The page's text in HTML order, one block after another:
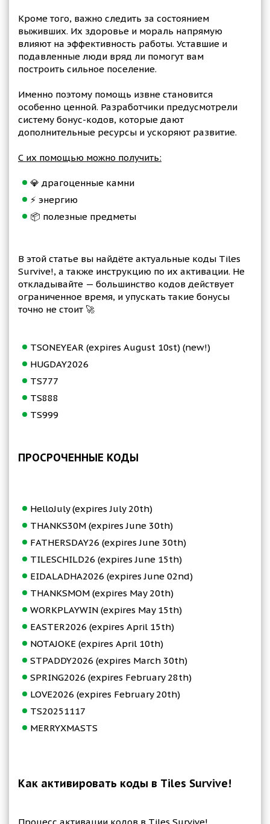
Кроме того, важно следить за состоянием
выживших. Их здоровье и мораль напрямую
влияют на эффективность работы. Уставшие и
подавленные люди вряд ли помогут вам
построить сильное поселение.
Именно поэтому помощь извне становится
особенно ценной. Разработчики предусмотрели
систему бонус-кодов, которые дают
дополнительные ресурсы и ускоряют развитие.
С их помощью можно получить:
💎 драгоценные камни
⚡ энергию
📦 полезные предметы
В этой статье вы найдёте актуальные коды Tiles
Survive!, а также инструкцию по их активации. Не
откладывайте — большинство кодов действует
ограниченное время, и упускать такие бонусы
точно не стоит 🚀
TSONEYEAR (expires August 10st) (new!)
HUGDAY2026
TS777
TS888
TS999
ПРОСРОЧЕННЫЕ КОДЫ
HelloJuly (expires July 20th)
THANKS30M (expires June 30th)
FATHERSDAY26 (expires June 30th)
TILESCHILD26 (expires June 15th)
EIDALADHA2026 (expires June 02nd)
THANKSMOM (expires May 20th)
WORKPLAYWIN (expires May 15th)
EASTER2026 (expires April 15th)
NOTAJOKE (expires April 10th)
STPADDY2026 (expires March 30th)
SPRING2026 (expires February 28th)
LOVE2026 (expires February 20th)
TS20251117
MERRYXMASTS
Как активировать коды в Tiles Survive!